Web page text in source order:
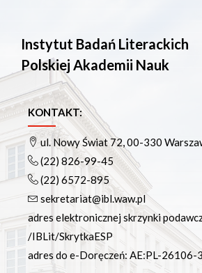
Instytut Badań Literackich
Polskiej Akademii Nauk
KONTAKT:
ul. Nowy Świat 72, 00-330
(22) 826-99-45
(22) 6572-895
sekretariat@ibl.waw.pl
adres elektronicznej skrzynki
/IBLit/SkrytkaESP
adres do e-Doręczeń: AE:PL-26106-